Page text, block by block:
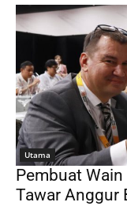
Utama
Pembuat
Tawar Anggur